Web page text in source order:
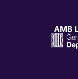
AMB